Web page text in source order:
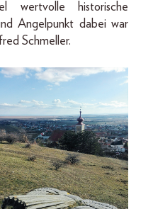
wertvolle historische
Angelpunkt dabei war
Schmeller.